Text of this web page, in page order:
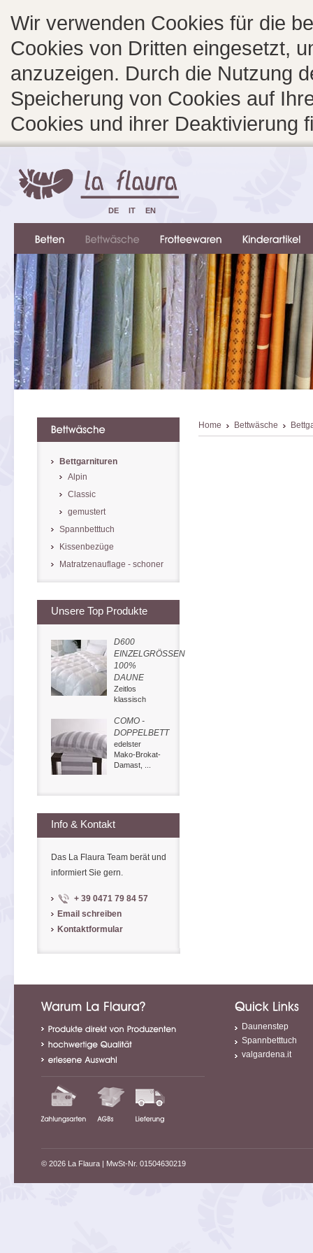
Wir verwenden Cookies für die
Cookies von Dritten eingesetzt,
anzuzeigen. Durch die Nutzung
Speicherung von Cookies auf
Cookies und ihrer Deaktivierung
Home Bettwäsche
Bettgarnituren
Alpin
Classic
gemustert
Spannbetttuch
Kissenbezüge
Matratzenauflage - schoner
Unsere Top Produkte
D600
EINZELGRÖSSEN
100%
DAUNE
Zeitlos
klassisch
COMO -
DOPPELBETT
edelster
Mako-Brokat-
Damast, ...
Info & Kontakt
Das La Flaura Team berät und
informiert Sie gern.
+ 39 0471 79 84 57
Email schreiben
Kontaktformular
DE IT EN
Daunenstep
Spannbetttuch
valgardena.it
© 2026 La Flaura| MwSt-Nr. 01504630219